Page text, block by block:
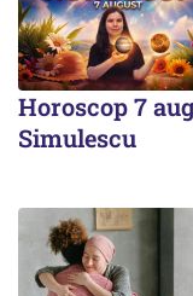
Horoscop 7
Simulescu